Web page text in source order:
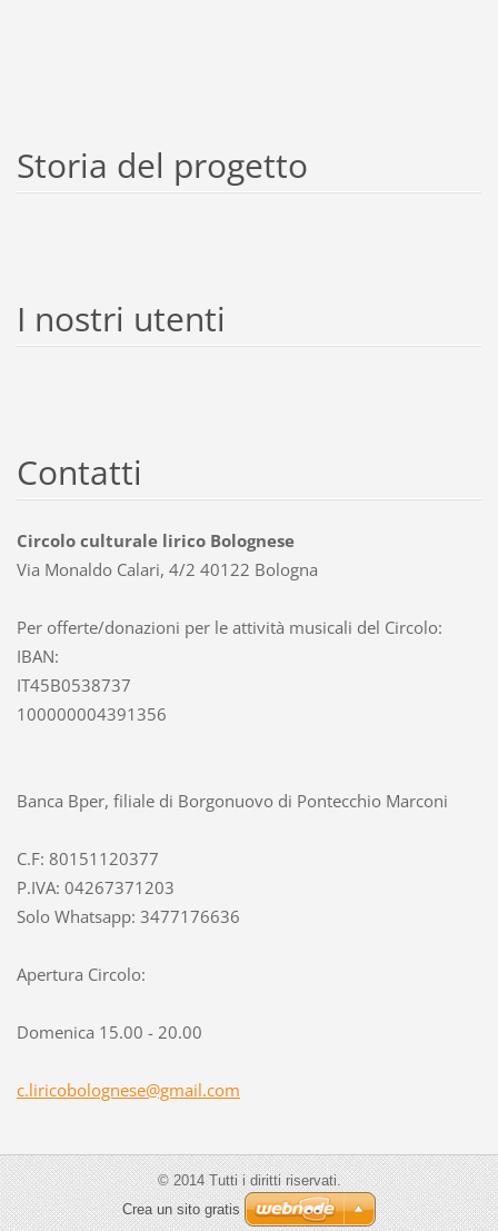
Storia del progetto
I nostri utenti
Contatti
Circolo culturale lirico Bolognese
Via Monaldo Calari, 4/2 40122 Bologna
Per offerte/donazioni per le attività musicali del Circolo:
IBAN:
IT45B0538737
100000004391356
Banca Bper, filiale di Borgonuovo di Pontecchio Marconi
C.F: 80151120377
P.IVA: 04267371203
Solo Whatsapp: 3477176636
Apertura Circolo:
Domenica 15.00 - 20.00
c.liricobolognese@gmail.com
© 2014 Tutti i diritti riservati.
Crea un sito gratis